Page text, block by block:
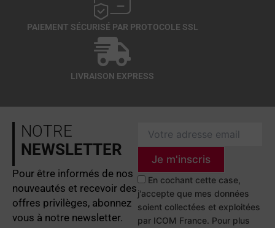
PAIEMENT SÉCURISÉ PAR PROTOCOLE SSL
LIVRAISON EXPRESS
NOTRE
NEWSLETTER
Pour être informés de nos
nouveautés et recevoir des
offres privilèges, abonnez
vous à notre newsletter.
Je m'inscris
En cochant cette case,
j'accepte que mes données
soient collectées et exploitées
par ICOM France. Pour plus